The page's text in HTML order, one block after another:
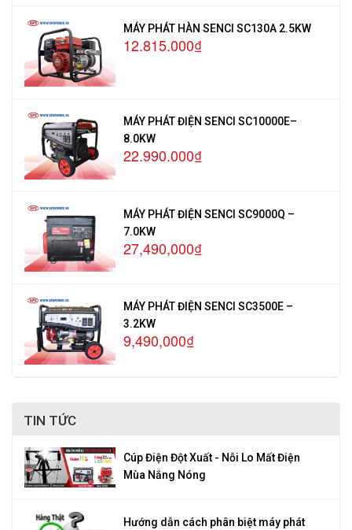
MÁY PHÁT HÀN SENCI SC130A 2.5KW
12.815.000₫
MÁY PHÁT ĐIỆN SENCI SC10000E–
8.0KW
22.990.000₫
MÁY PHÁT ĐIỆN SENCI SC9000Q –
7.0KW
27,490,000₫
MÁY PHÁT ĐIỆN SENCI SC3500E –
3.2KW
9,490,000₫
TIN TỨC
Cúp Điện Đột Xuất - Nỗi Lo Mất Điện
Mùa Nắng Nóng
Hướng dẫn cách phân biệt máy phát